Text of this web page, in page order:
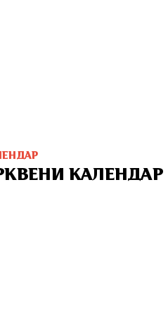
КАЛЕНДАР